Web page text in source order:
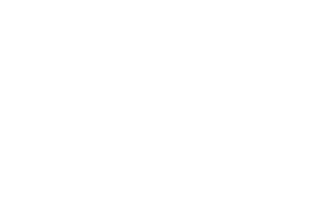
afrodescendientes